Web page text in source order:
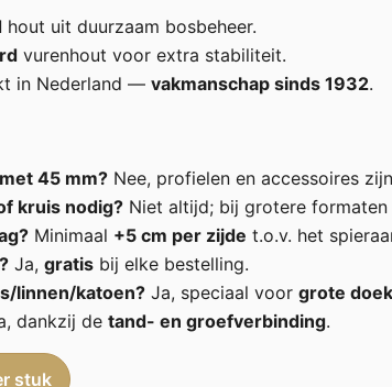
hout uit duurzaam bosbeheer.
vurenhout voor extra stabiliteit.
in Nederland — vakmanschap sinds 1932.
45 mm? Nee, profielen en accessoires
kruis nodig? Niet altijd; bij grotere formaten
Minimaal +5 cm per zijde t.o.v. het
Ja, gratis bij elke bestelling.
linnen/katoen? Ja, speciaal voor grote
dankzij de tand- en groefverbinding.
stuk